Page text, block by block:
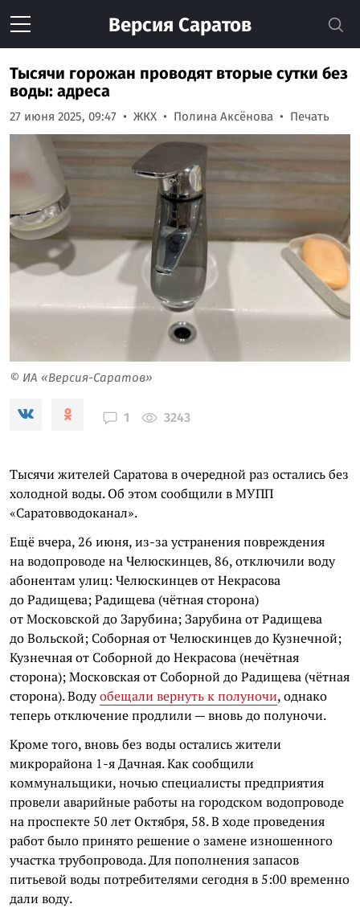
Версия Саратов
Тысячи горожан проводят вторые сутки без
воды: адреса
27 июня 2025, 09:47 ЖКХ Полина Аксёнова Печать
© ИА «Версия-Саратов»
1 3243
Тысячи жителей Саратова в очередной раз остались без
холодной воды. Об этом сообщили в МУПП
«Саратовводоканал».
Ещё вчера, 26 июня, из-за устранения повреждения
на водопроводе на Челюскинцев, 86, отключили воду
абонентам улиц: Челюскинцев от Некрасова
до Радищева; Радищева (чётная сторона)
от Московской до Зарубина; Зарубина от Радищева
до Вольской; Соборная от Челюскинцев до Кузнечной;
Кузнечная от Соборной до Некрасова (нечётная
сторона); Московская от Соборной до Радищева (чётная
сторона). Водуобещали вернуть к полуночи, однако
теперь отключение продлили — вновь до полуночи.
Кроме того, вновь без воды остались жители
микрорайона 1-я Дачная. Как сообщили
коммунальщики, ночью специалисты предприятия
провели аварийные работы на городском водопроводе
на проспекте 50 лет Октября, 58. В ходе проведения
работ было принято решение о замене изношенного
участка трубопровода. Для пополнения запасов
питьевой воды потребителями сегодня в 5:00 временно
дали воду.